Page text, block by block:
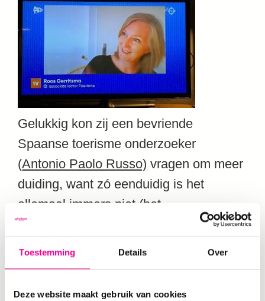
Toestemming Details Over
Deze website maakt gebruik van cookies
Gelukkig kon zij een bevriende
Spaanse toerisme onderzoeker
(Antonio Paolo Russo) vragen om meer
duiding, want zó eenduidig is het
allemaal immers niet (het
waterbedeffect